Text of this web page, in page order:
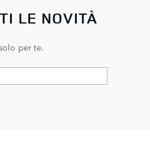
LE NOVITÀ
per te.